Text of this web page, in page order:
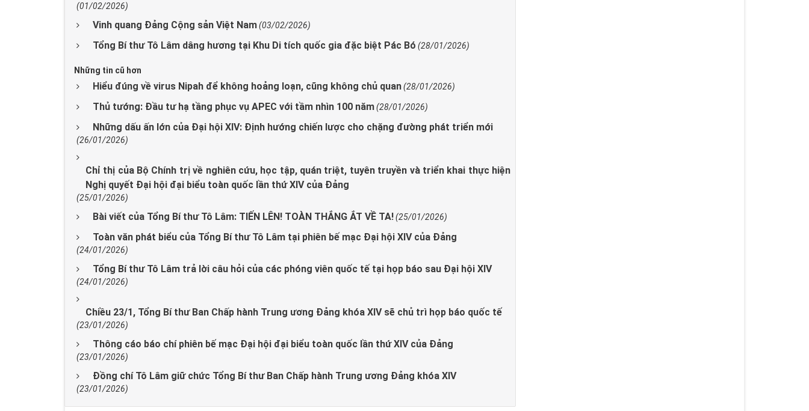
(01/02/2026)
Vinh quang Đảng Cộng sản Việt Nam(03/02/2026)
Tổng Bí thư Tô Lâm dâng hương tại Khu Di tích quốc gia đặc biệt Pác Bó (28/01/2026)
Những tin cũ hơn
Hiểu đúng về virus Nipah để không hoảng loạn, cũng không chủ quan(28/01/2026)
Thủ tướng: Đầu tư hạ tầng phục vụ APEC với tầm nhìn 100 năm(28/01/2026)
Những dấu ấn lớn của Đại hội XIV: Định hướng chiến lược cho chặng đường phát triển mới
(26/01/2026)
Chỉ thị của Bộ Chính trị về nghiên cứu, học tập, quán triệt, tuyên truyền và triển khai thực hiện
Nghị quyết Đại hội đại biểu toàn quốc lần thứ XIV của Đảng
(25/01/2026)
Bài viết của Tổng Bí thư Tô Lâm: TIẾN LÊN! TOÀN THẮNG ẮT VỀ TA!(25/01/2026)
Toàn văn phát biểu của Tổng Bí thư Tô Lâm tại phiên bế mạc Đại hội XIV của Đảng
(24/01/2026)
Tổng Bí thư Tô Lâm trả lời câu hỏi của các phóng viên quốc tế tại họp báo sau Đại hội XIV
(24/01/2026)
Chiều 23/1, Tổng Bí thư Ban Chấp hành Trung ương Đảng khóa XIV sẽ chủ trì họp báo quốc tế
(23/01/2026)
Thông cáo báo chí phiên bế mạc Đại hội đại biểu toàn quốc lần thứ XIV của Đảng
(23/01/2026)
Đồng chí Tô Lâm giữ chức Tổng Bí thư Ban Chấp hành Trung ương Đảng khóa XIV
(23/01/2026)